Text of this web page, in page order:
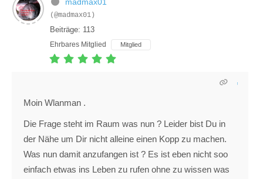
(@madmax01)
Beiträge: 113
Ehrbares Mitglied Mitglied
Moin Wlanman .
Die Frage steht im Raum was nun ? Leider bist Du in
der Nähe um Dir nicht alleine einen Kopp zu machen.
Was nun damit anzufangen ist ? Es ist eben nicht soo
einfach etwas ins Leben zu rufen ohne zu wissen was